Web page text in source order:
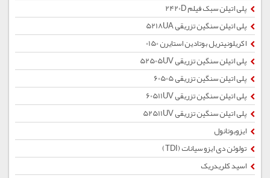
پلی اتیلن سبک فیلم 2420D
پلی اتیلن سنگین تزریقی 5218UA
اکریلونیتریل بوتادین استایرن 0150
پلی اتیلن سنگین تزریقی 52505UV
پلی اتیلن سنگین تزریقی 60505
پلی اتیلن سنگین تزریقی 60511UV
پلی اتیلن سنگین تزریقی 52511UV
ایزوبوتانول
تولوئن دی ایزو سیانات (TDI)
اسید کلریدریک